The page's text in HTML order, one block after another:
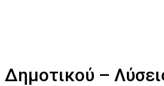
Δημοτικού –